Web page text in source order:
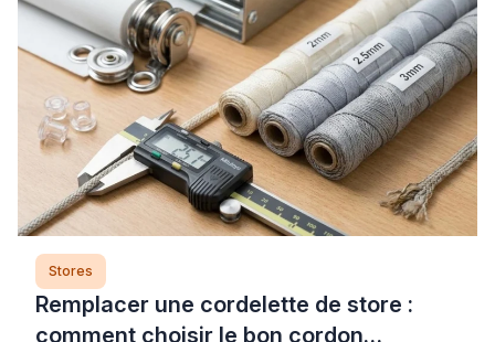
temporairement, elle comporte des risques réels pour
vos menuiseries – notamment le choc thermique sur
les doubles vitrages – et […]
Stores
Remplacer une cordelette de store :
comment choisir le bon cordon